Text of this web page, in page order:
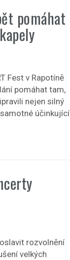
pomáhat
Fest v Rapotíně
pomáhat tam,
nejen silný
účinkující
rozvolnění
velkých